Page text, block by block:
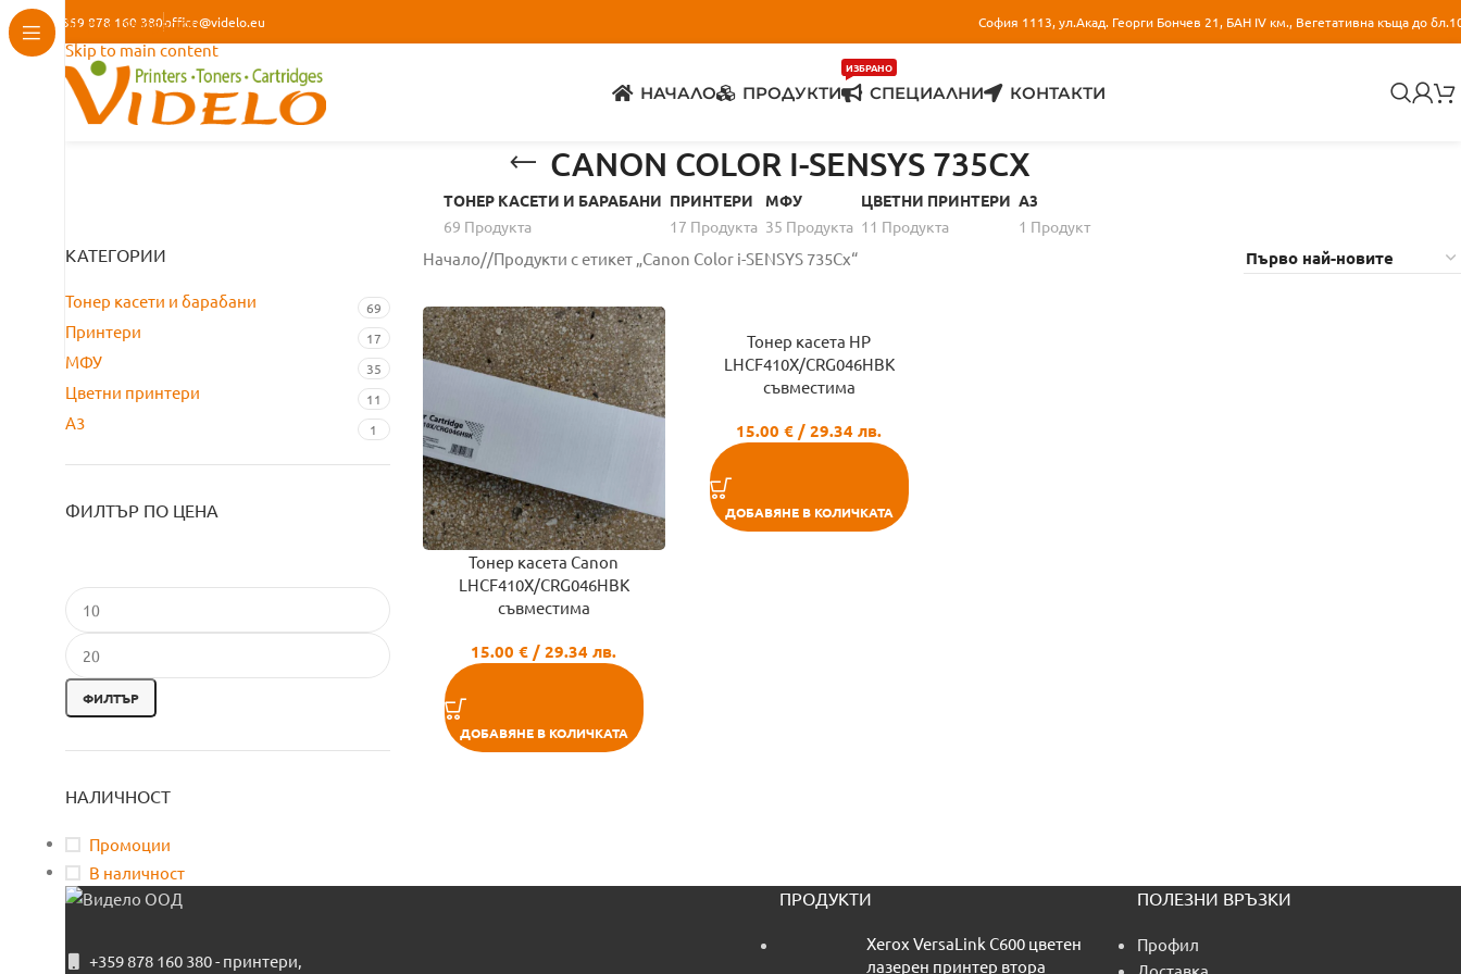
Skip to navigation
Skip to main content
+359 878 160 380office@videlo.eu София 1113, ул.Акад. Георги Бончев 21, БАН IV км., Вегетативна къща до
НАЧАЛО ПРОДУКТИ СПЕЦИАЛНИ
ИЗБРАНО
КОНТАКТИ
CANON COLOR I-SENSYS 735CX
ТОНЕР КАСЕТИ И БАРАБАНИ
69 Продуктa
ПРИНТЕРИ
17 Продуктa
МФУ
35 Продуктa
ЦВЕТНИ ПРИНТЕРИ
11 Продуктa
A3
1 Продукт
КАТЕГОРИИ
Тонер касети и барабани 69
Принтери 17
МФУ 35
Цветни принтери 11
A3 1
ФИЛТЪР ПО ЦЕНА
ФИЛТЪР
НАЛИЧНОСТ
Промоции
В наличност
Начало/ Продукти с етикет „Canon Color i-SENSYS 735Cx“
Тонер касета Canon
LHCF410X/CRG046HBK
съвместима
15.00€ / 29.34 лв.
ДОБАВЯНЕ В КОЛИЧКАТА
Тонер касета HP
LHCF410X/CRG046HBK
съвместима
15.00€ / 29.34 лв.
ДОБАВЯНЕ В КОЛИЧКАТА
+359 878 160 380 - принтери,
ПРОДУКТИ
Xerox VersaLink C600 цветен
лазерен принтер втора
ПОЛЕЗНИ ВРЪЗКИ
Профил